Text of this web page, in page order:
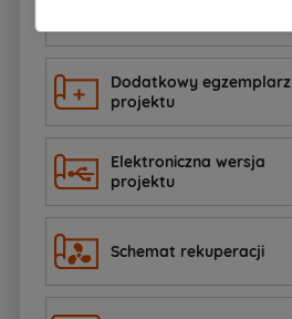
Dodatkowy egzemplarz
projektu
Elektroniczna wersja
projektu
Schemat rekuperacji